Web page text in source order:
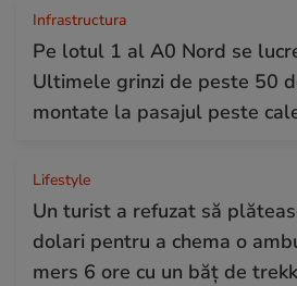
Infrastructura
Pe lotul 1 al A0 Nord se
Ultimele grinzi de peste 50
montate la pasajul peste
Lifestyle
Un turist a refuzat să
dolari pentru a chema o
mers 6 ore cu un băț de